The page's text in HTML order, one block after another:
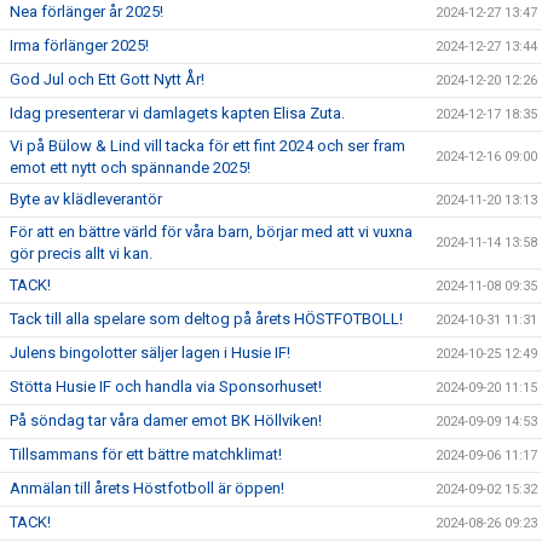
Nea förlänger år 2025! 2024-12-27 13:47
Irma förlänger 2025! 2024-12-27 13:44
God Jul och Ett Gott Nytt År! 2024-12-20 12:26
Idag presenterar vi damlagets kapten Elisa Zuta. 2024-12-17 18:35
Vi på Bülow & Lind vill tacka för ett fint 2024 och ser fram
emot ett nytt och spännande 2025!
2024-12-16 09:00
Byte av klädleverantör 2024-11-20 13:13
För att en bättre värld för våra barn, börjar med att vi vuxna
gör precis allt vi kan.
2024-11-14 13:58
TACK! 2024-11-08 09:35
Tack till alla spelare som deltog på årets HÖSTFOTBOLL! 2024-10-31 11:31
Julens bingolotter säljer lagen i Husie IF! 2024-10-25 12:49
Stötta Husie IF och handla via Sponsorhuset! 2024-09-20 11:15
På söndag tar våra damer emot BK Höllviken! 2024-09-09 14:53
Tillsammans för ett bättre matchklimat! 2024-09-06 11:17
Anmälan till årets Höstfotboll är öppen! 2024-09-02 15:32
TACK! 2024-08-26 09:23